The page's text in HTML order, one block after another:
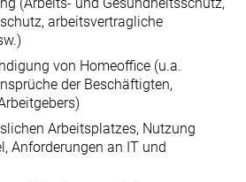
arbeitsvertragliche
von Homeoffice (u.a.
der Beschäftigten,
Arbeitsplatzes, Nutzung
Anforderungen an IT und